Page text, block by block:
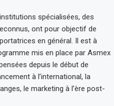
spécialisées, des
ont pour objectif de
en général. Il est à
mis en place par Asmex
depuis le début de
à l’international, la
le marketing à l’ère post-